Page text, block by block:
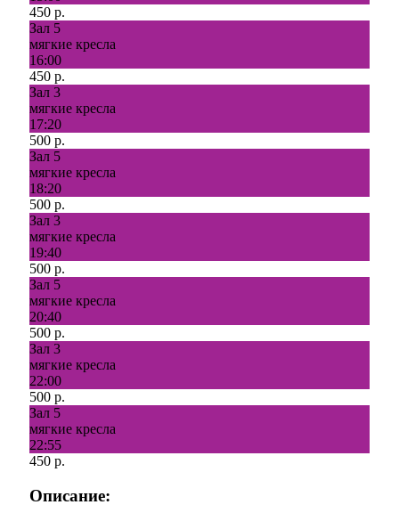
450 р.
Зал 5
мягкие кресла
16:00
450 р.
Зал 3
мягкие кресла
17:20
500 р.
Зал 5
мягкие кресла
18:20
500 р.
Зал 3
мягкие кресла
19:40
500 р.
Зал 5
мягкие кресла
20:40
500 р.
Зал 3
мягкие кресла
22:00
500 р.
Зал 5
мягкие кресла
22:55
450 р.
Описание: